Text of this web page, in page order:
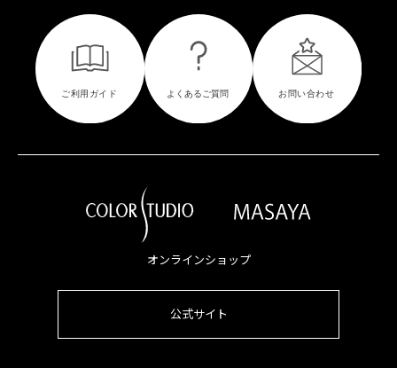
オンラインショップ
公式サイト